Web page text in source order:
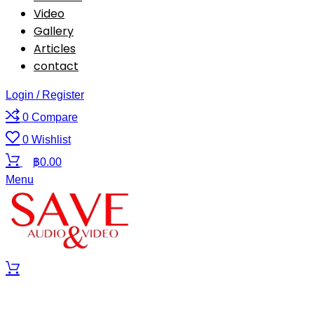
Video
Gallery
Articles
contact
Login / Register
0 Compare
0 Wishlist
฿0.00
Menu